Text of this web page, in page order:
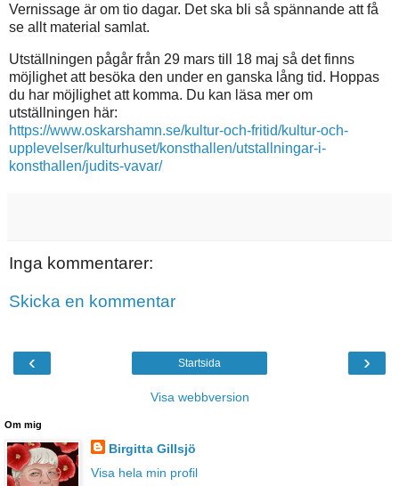
Vernissage är om tio dagar. Det ska bli så spännande att få
se allt material samlat.
Utställningen pågår från 29 mars till 18 maj så det finns
möjlighet att besöka den under en ganska lång tid. Hoppas
du har möjlighet att komma. Du kan läsa mer om
utställningen här:
https://www.oskarshamn.se/kultur-och-fritid/kultur-och-
upplevelser/kulturhuset/konsthallen/utstallningar-i-
konsthallen/judits-vavar/
Inga kommentarer:
Skicka en kommentar
‹ ›
Startsida
Visa webbversion
Om mig
Birgitta Gillsjö
Visa hela min profil